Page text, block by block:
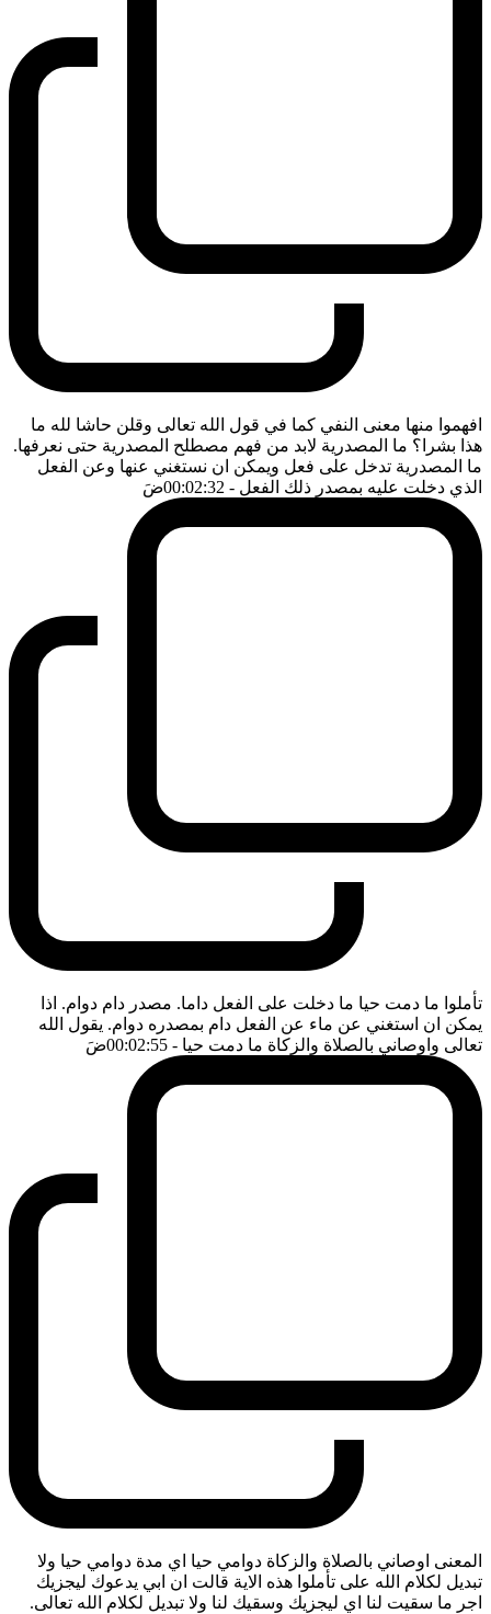
افهموا منها معنى النفي كما في قول الله تعالى وقلن حاشا لله ما
هذا بشرا؟ ما المصدرية لابد من فهم مصطلح المصدرية حتى نعرفها.
ما المصدرية تدخل على فعل ويمكن ان نستغني عنها وعن الفعل
الذي دخلت عليه بمصدر ذلك الفعل - 00:02:32 ضَ
تأملوا ما دمت حيا ما دخلت على الفعل داما. مصدر دام دوام. اذا
يمكن ان استغني عن ماء عن الفعل دام بمصدره دوام. يقول الله
تعالى واوصاني بالصلاة والزكاة ما دمت حيا - 00:02:55 ضَ
المعنى اوصاني بالصلاة والزكاة دوامي حيا اي مدة دوامي حيا ولا
تبديل لكلام الله على تأملوا هذه الاية قالت ان ابي يدعوك ليجزيك
اجر ما سقيت لنا اي ليجزيك وسقيك لنا ولا تبديل لكلام الله تعالى.